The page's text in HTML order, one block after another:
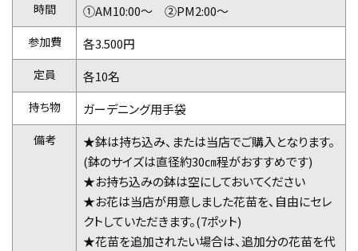
時間 ①AM10:00～ ②PM2:00～
参加費 各3.500円
定員 各10名
持ち物 ガーデニング用手袋
備考
★鉢は持ち込み、または当店でご購入となります。
(鉢のサイズは直径約30㎝程がおすすめです)
★お持ち込みの鉢は空にしておいてください
★お花は当店が用意しました花苗を、自由にセレ
クトしていただきます。(7ポット)
★花苗を追加されたい場合は、追加分の花苗を代